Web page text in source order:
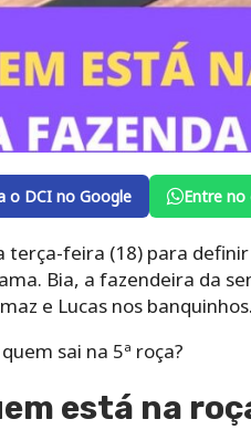
o DCI no Google Entre no
feira (18) para
Bia, a fazendeira da
e Lucas nos banquinhos.
sai na 5ª roça?
está na